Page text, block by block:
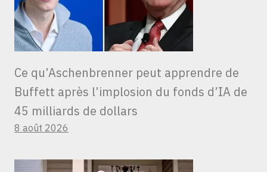
Ce qu’Aschenbrenner peut apprendre de
Buffett après l’implosion du fonds d’IA de
45 milliards de dollars
8 août 2026